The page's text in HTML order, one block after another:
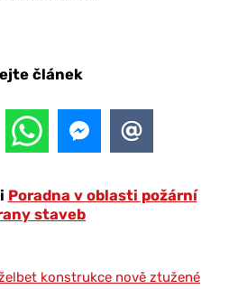
článek
Poradna v oblasti požární
staveb
konstrukce nově ztužené